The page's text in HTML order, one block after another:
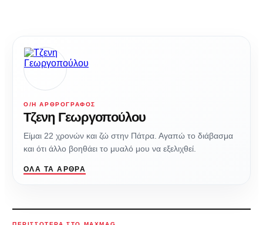
Ο/Η ΑΡΘΡΟΓΡΆΦΟΣ
Τζενη Γεωργοπούλου
Είμαι 22 χρονών και ζώ στην Πάτρα. Αγαπώ το διάβασμα
και ότι άλλο βοηθάει το μυαλό μου να εξελιχθεί.
ΌΛΑ ΤΑ ΆΡΘΡΑ